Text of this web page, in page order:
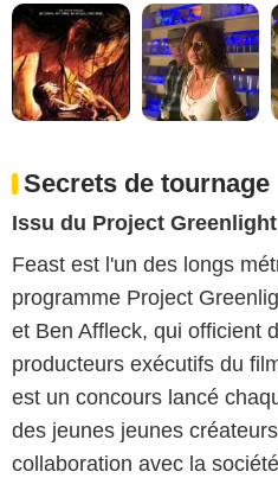
Secrets de tournage
Issu du Project Greenlight
Feast est l'un des longs
programme Project
et Ben Affleck, qui officient
producteurs exécutifs du
est un concours lancé
des jeunes jeunes
collaboration avec la